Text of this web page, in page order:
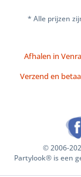
* Alle prijzen
Afhalen in
Verzend en
© 2006-
Partylook® is een